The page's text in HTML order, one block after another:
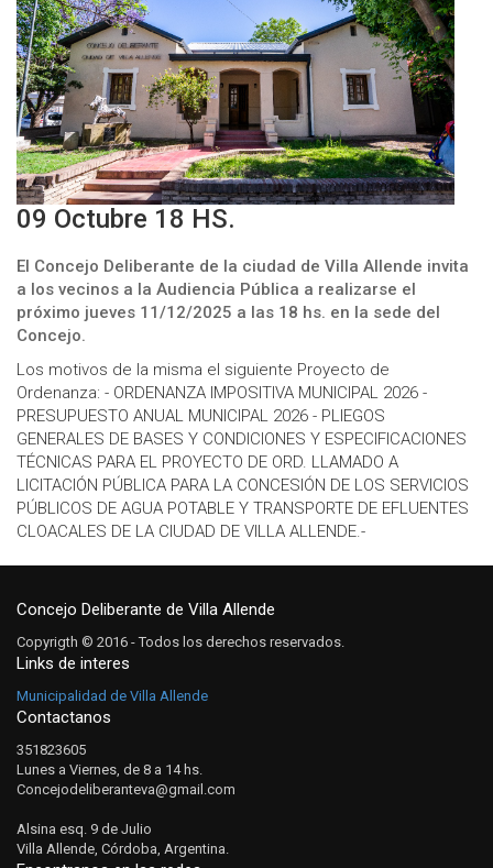
09 Octubre 18 HS.
El Concejo Deliberante de la ciudad de Villa Allende invita
a los vecinos a la Audiencia Pública a realizarse el
próximo jueves 11/12/2025 a las 18 hs. en la sede del
Concejo.
Los motivos de la misma el siguiente Proyecto de
Ordenanza: - ORDENANZA IMPOSITIVA MUNICIPAL 2026 -
PRESUPUESTO ANUAL MUNICIPAL 2026 - PLIEGOS
GENERALES DE BASES Y CONDICIONES Y ESPECIFICACIONES
TÉCNICAS PARA EL PROYECTO DE ORD. LLAMADO A
LICITACIÓN PÚBLICA PARA LA CONCESIÓN DE LOS SERVICIOS
PÚBLICOS DE AGUA POTABLE Y TRANSPORTE DE EFLUENTES
CLOACALES DE LA CIUDAD DE VILLA ALLENDE.-
Concejo Deliberante de Villa Allende
Copyrigth © 2016 - Todos los derechos reservados.
Links de interes
Municipalidad de Villa Allende
Contactanos
351823605
Lunes a Viernes, de 8 a 14 hs.
Concejodeliberanteva@gmail.com
Alsina esq. 9 de Julio
Villa Allende, Córdoba, Argentina.